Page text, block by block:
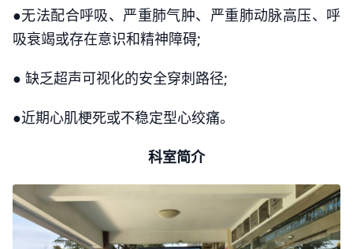
●无法配合呼吸、严重肺气肿、严重肺动脉高压、呼
吸衰竭或存在意识和精神障碍;
● 缺乏超声可视化的安全穿刺路径;
●近期心肌梗死或不稳定型心绞痛。
科室简介